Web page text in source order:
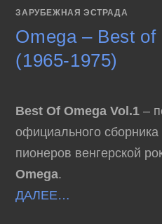
ЗАРУБЕЖНАЯ ЭСТРАДА
Omega – Best of
(1965-1975)
Best Of Omega Vol.1 –
официального сборника
пионеров венгерской
Omega.
ДАЛЕЕ…